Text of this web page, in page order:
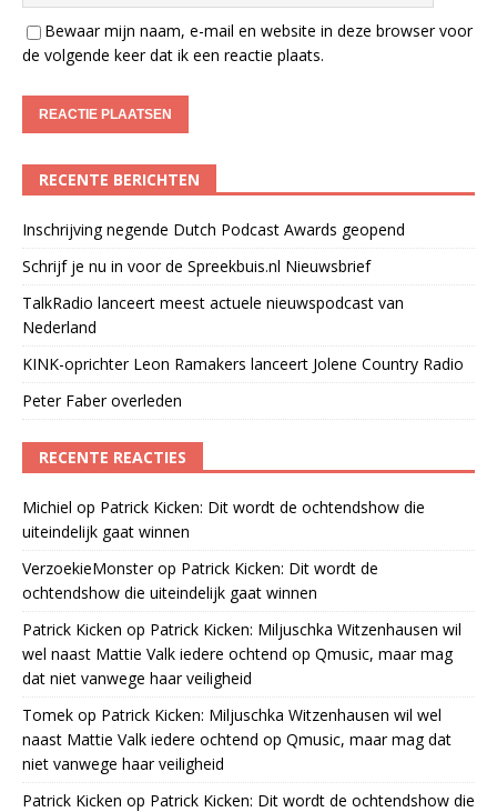
Bewaar mijn naam, e-mail en website in deze browser voor
de volgende keer dat ik een reactie plaats.
RECENTE BERICHTEN
Inschrijving negende Dutch Podcast Awards geopend
Schrijf je nu in voor de Spreekbuis.nl Nieuwsbrief
TalkRadio lanceert meest actuele nieuwspodcast van
Nederland
KINK-oprichter Leon Ramakers lanceert Jolene Country Radio
Peter Faber overleden
RECENTE REACTIES
Michiel op Patrick Kicken: Dit wordt de ochtendshow die
uiteindelijk gaat winnen
VerzoekieMonsterop Patrick Kicken: Dit wordt de
ochtendshow die uiteindelijk gaat winnen
Patrick Kicken op Patrick Kicken: Miljuschka Witzenhausen wil
wel naast Mattie Valk iedere ochtend op Qmusic, maar mag
dat niet vanwege haar veiligheid
Tomek op Patrick Kicken: Miljuschka Witzenhausen wil wel
naast Mattie Valk iedere ochtend op Qmusic, maar mag dat
niet vanwege haar veiligheid
Patrick Kicken op Patrick Kicken: Dit wordt de ochtendshow die